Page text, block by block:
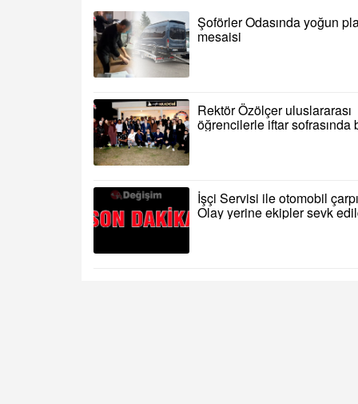
Şoförler Odasında yoğun
mesaisi
Rektör Özölçer uluslararası
öğrencilerle iftar sofrasında
İşçi Servisi ile otomobil
Olay yerine ekipler sevk